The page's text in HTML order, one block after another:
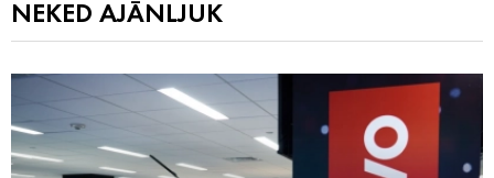
NEKED AJÁNLJUK